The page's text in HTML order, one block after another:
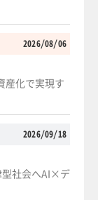
2026/08/06
産化で実現す
2026/09/18
型社会へAI×デ